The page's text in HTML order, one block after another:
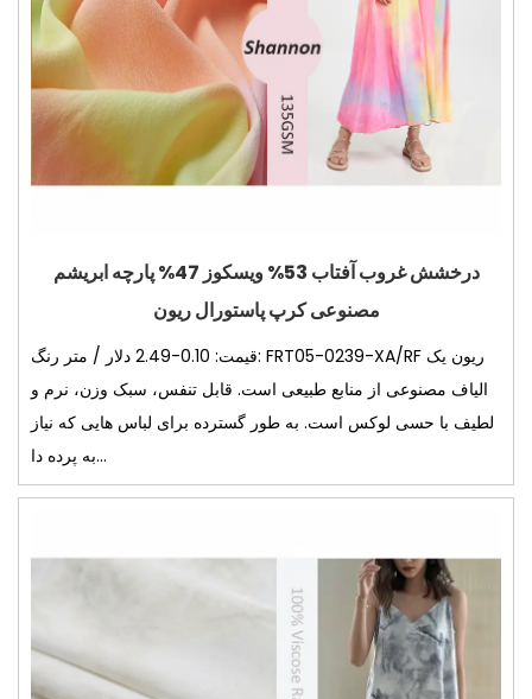
درخشش غروب آفتاب 53% ویسکوز 47% پارچه ابریشم
مصنوعی کرپ پاستورال ریون
قیمت: 0.10-2.49 دلار / متر رنگ: FRT05-0239-XA/RF ریون یک
الیاف مصنوعی از منابع طبیعی است. قابل تنفس، سبک وزن، نرم و
لطیف با حسی لوکس است. به طور گسترده برای لباس هایی که نیاز
به پرده دا...